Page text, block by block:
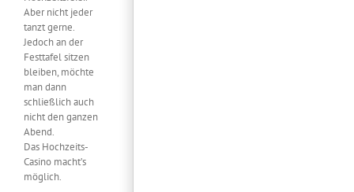
Aber nicht jeder
tanzt gerne.
Jedoch an der
Festtafel sitzen
bleiben, möchte
man dann
schließlich auch
nicht den ganzen
Abend.
Das Hochzeits-
Casino macht’s
möglich.